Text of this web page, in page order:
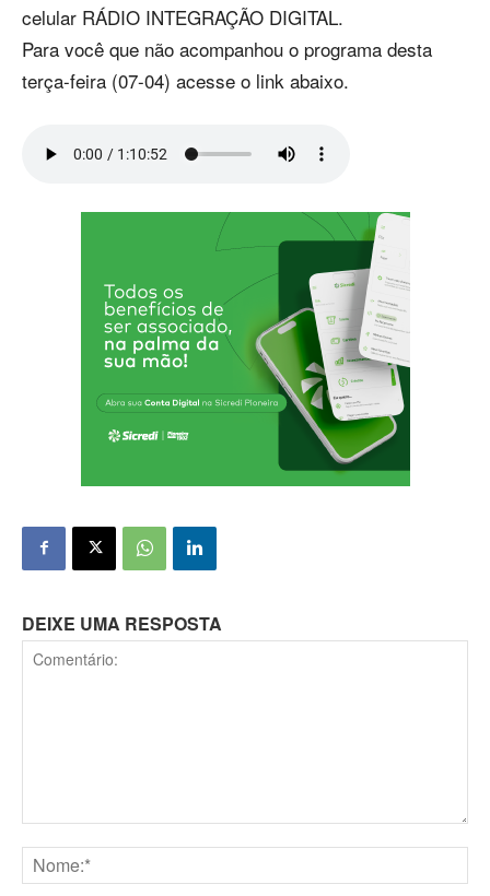
celular RÁDIO INTEGRAÇÃO DIGITAL.
Para você que não acompanhou o programa desta
terça-feira (07-04) acesse o link abaixo.
DEIXE UMA RESPOSTA